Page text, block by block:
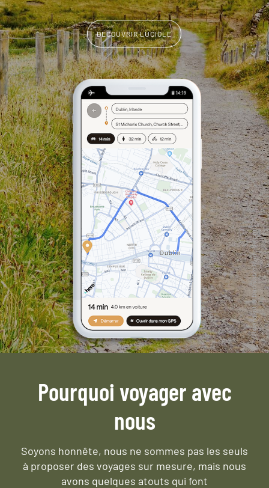
DÉCOUVRIR LUCIOLE
Pourquoi voyager avec
nous
Soyons honnête, nous ne sommes pas les seuls
à proposer des voyages sur mesure, mais nous
avons quelques atouts qui font